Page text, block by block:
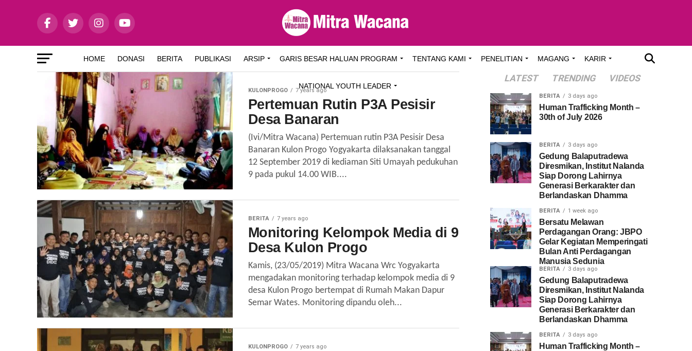
HOME DONASI BERITA PUBLIKASI ARSIP GARIS BESAR HALUAN PROGRAM TENTANG KAMI PENELITIAN MAGANG KARIR
NATIONAL YOUTH LEADER
KULONPROGO 7 years ago
Pertemuan Rutin P3A Pesisir
Desa Banaran
(Ivi/Mitra Wacana) Pertemuan rutin P3A Pesisir Desa
Banaran Kulon Progo Yogyakarta dilaksanakan tanggal
12 September 2019 di kediaman Siti Umayah pedukuhan
9 pada pukul 14.00 WIB....
BERITA 7 years ago
Monitoring Kelompok Media di 9
Desa Kulon Progo
Kamis, (23/05/2019) Mitra Wacana Wrc Yogyakarta
mengadakan monitoring terhadap kelompok media di 9
desa Kulon Progo bertempat di Rumah Makan Dapur
Semar Wates. Monitoring dipandu oleh...
KULONPROGO 7 years ago
LATEST TRENDING VIDEOS
BERITA 3 days ago
Human Trafficking Month –
30th of July 2026
BERITA 3 days ago
Gedung Balaputradewa
Diresmikan, Institut Nalanda
Siap Dorong Lahirnya
Generasi Berkarakter dan
Berlandaskan Dhamma
BERITA 1 week ago
Bersatu Melawan
Perdagangan Orang: JBPO
Gelar Kegiatan Memperingati
Bulan Anti Perdagangan
Manusia Sedunia
BERITA 3 days ago
Gedung Balaputradewa
Diresmikan, Institut Nalanda
Siap Dorong Lahirnya
Generasi Berkarakter dan
Berlandaskan Dhamma
BERITA 3 days ago
Human Trafficking Month –